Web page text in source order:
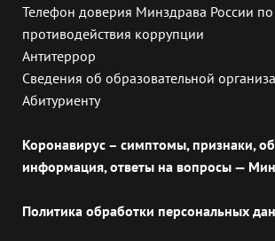
Телефон доверия Минздрава России
противодействия коррупции
Антитеррор
Сведения об образовательной
Абитуриенту
Коронавирус – симптомы, признаки,
информация, ответы на вопросы —
Политика обработки персональных